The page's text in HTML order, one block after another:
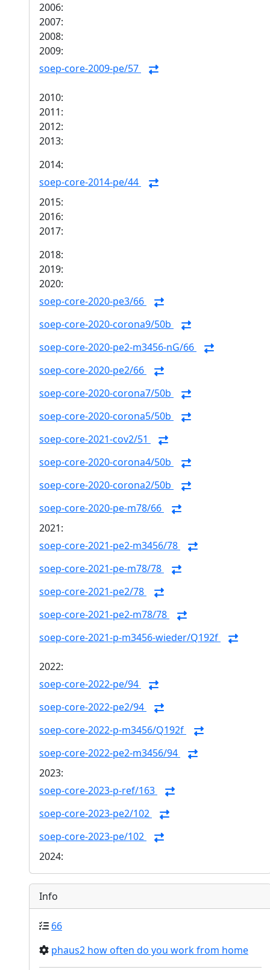
2006:
2007:
2008:
2009:
soep-core-2009-pe/57
2010:
2011:
2012:
2013:
2014:
soep-core-2014-pe/44
2015:
2016:
2017:
2018:
2019:
2020:
soep-core-2020-pe3/66
soep-core-2020-corona9/50b
soep-core-2020-pe2-m3456-nG/66
soep-core-2020-pe2/66
soep-core-2020-corona7/50b
soep-core-2020-corona5/50b
soep-core-2021-cov2/51
soep-core-2020-corona4/50b
soep-core-2020-corona2/50b
soep-core-2020-pe-m78/66
2021:
soep-core-2021-pe2-m3456/78
soep-core-2021-pe-m78/78
soep-core-2021-pe2/78
soep-core-2021-pe2-m78/78
soep-core-2021-p-m3456-wieder/Q192f
2022:
soep-core-2022-pe/94
soep-core-2022-pe2/94
soep-core-2022-p-m3456/Q192f
soep-core-2022-pe2-m3456/94
2023:
soep-core-2023-p-ref/163
soep-core-2023-pe2/102
soep-core-2023-pe/102
2024:
Info
66
phaus2 how often do you work from home